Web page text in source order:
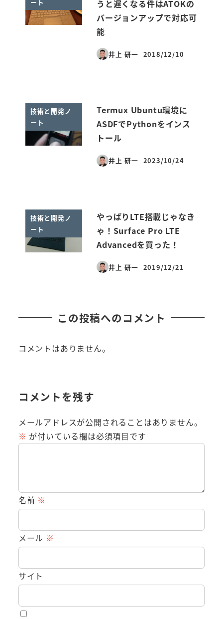
ート
うと遅くなる件はATOKの
バージョンアップで対応可
能
井上 研一
投稿日
2018/12/10
技術と開発ノ
ート
Termux Ubuntu環境に
ASDFでPythonをインス
トール
井上 研一
投稿日
2023/10/24
技術と開発ノ
ート
やっぱりLTE搭載じゃなき
ゃ！Surface Pro LTE
Advancedを買った！
井上 研一
投稿日
2019/12/21
この投稿へのコメント
コメントはありません。
コメントを残す
メールアドレスが公開されることはありません。
※ が付いている欄は必須項目です
名前 ※
メール ※
サイト